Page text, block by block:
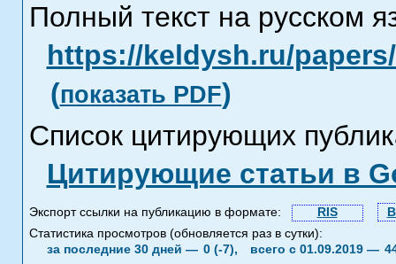
Полный текст на русском
https://keldysh.ru/
(показать PDF)
Список цитирующих
Цитирующие статьи в
Экспорт ссылки на публикацию в формате: RIS
Статистика просмотров (обновляется раз в сутки):
за последние 30 дней — 0 (-7), всего с 01.09.2019 —